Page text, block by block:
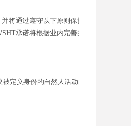
将通过遵守以下原则保护
承诺将根据业内完善的
定义身份的自然人活动的